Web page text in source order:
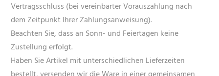
Vertragsschluss (bei vereinbarter Vorauszahlung nach
dem Zeitpunkt Ihrer Zahlungsanweisung).
Beachten Sie, dass an Sonn- und Feiertagen keine
Zustellung erfolgt.
Haben Sie Artikel mit unterschiedlichen Lieferzeiten